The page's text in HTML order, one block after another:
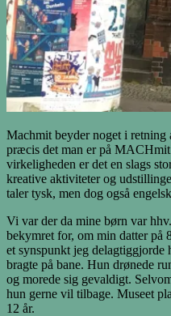
Machmit beyder noget i
præcis det man er på
virkeligheden er det en slags
kreative aktiviteter og
taler tysk, men dog også
Vi var der da mine børn var
bekymret for, om min datter på
et synspunkt jeg delagtiggjorde
bragte på bane. Hun drønede
og morede sig gevaldigt.
hun gerne vil tilbage. Museet
12 år.